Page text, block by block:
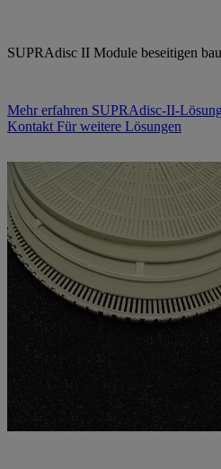
SUPRAdisc II Module beseitigen
Mehr erfahren SUPRAdisc-II-
Kontakt Für weitere Lösungen